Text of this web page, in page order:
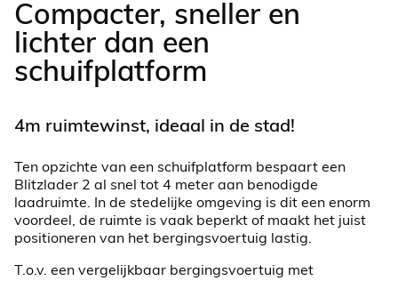
Compacter, sneller en
lichter dan een
schuifplatform
4m ruimtewinst, ideaal in de stad!
Ten opzichte van een schuifplatform bespaart een
Blitzlader 2 al snel tot 4 meter aan benodigde
laadruimte. In de stedelijke omgeving is dit een enorm
voordeel, de ruimte is vaak beperkt of maakt het juist
positioneren van het bergingsvoertuig lastig.
T.o.v. een vergelijkbaar bergingsvoertuig met